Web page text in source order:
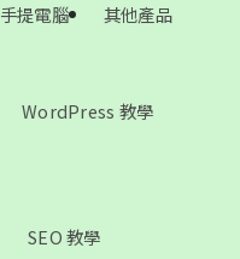
手提電腦 其他產品
WordPress 教學
SEO 教學